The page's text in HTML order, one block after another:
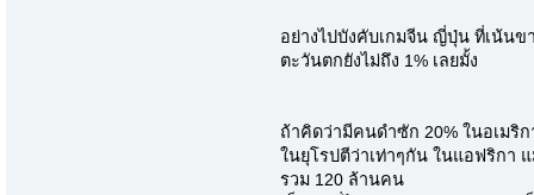
อย่างไปบังคับเกมจีน ญี่ปุ่น ที่เน้นข
ตะวันตกยังไม่ถึง 1% เลยมั้ง
ถ้าคิดว่ามีคนดำซัก 20% ในอเมริ
ในยุโรปตีว่าเท่าๆกัน ในแอฟริกา
รวม 120 ล้านคน